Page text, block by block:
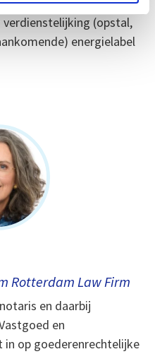
gaat in op
(opstal,
energielabel
Rotterdam Law Firm
en daarbij
en
op goederenrechtelijke